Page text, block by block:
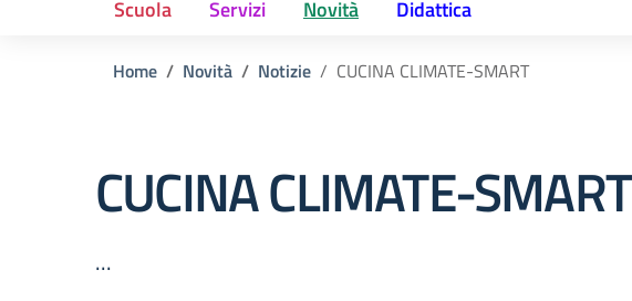
Scuola Servizi Novità Didattica
Home Novità Notizie CUCINA CLIMATE-SMART
CUCINA CLIMATE-SMART
...